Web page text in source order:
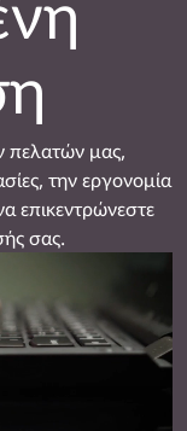
πελατών μας,
την εργονομία
επικεντρώνεστε
σας.